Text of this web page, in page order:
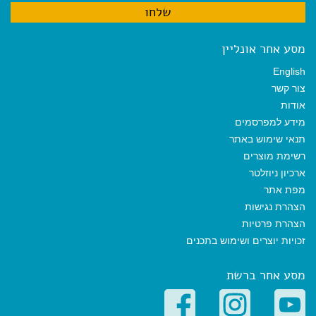
מסע אחר אונליין
English
צור קשר
אודות
מידע למפרסמים
תנאי שימוש באתר
רשימת מוצרים
ארכיון ניוזלטר
מפת אתר
הצהרת נגישות
הצהרת פרטיות
זכויות יוצרים ושימוש בתכנים
מסע אחר ברשת